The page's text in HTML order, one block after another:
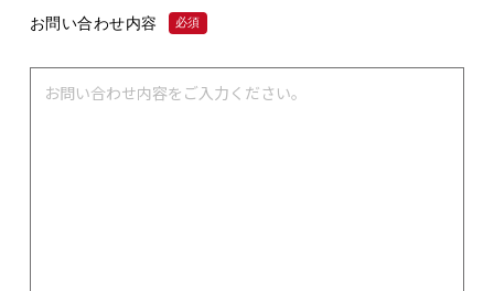
お問い合わせ内容 必須